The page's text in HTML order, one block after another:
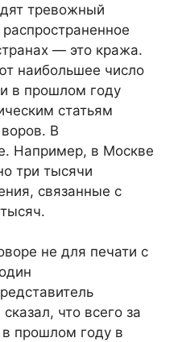
тревожный
— это кража.
наибольшее число
в прошлом году
статьям
воров. В
Например, в Москве
три тысячи
связанные с
не для печати с
что всего за
прошлом году в